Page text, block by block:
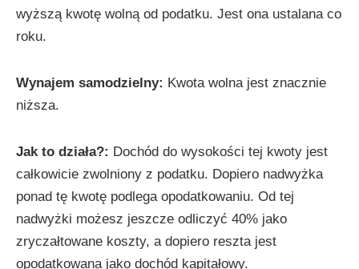
wyższą kwotę wolną od podatku. Jest ona ustalana co
roku.
Wynajem samodzielny: Kwota wolna jest znacznie
niższa.
Jak to działa?: Dochód do wysokości tej kwoty jest
całkowicie zwolniony z podatku. Dopiero nadwyżka
ponad tę kwotę podlega opodatkowaniu. Od tej
nadwyżki możesz jeszcze odliczyć 40% jako
zryczałtowane koszty, a dopiero reszta jest
opodatkowana jako dochód kapitałowy.